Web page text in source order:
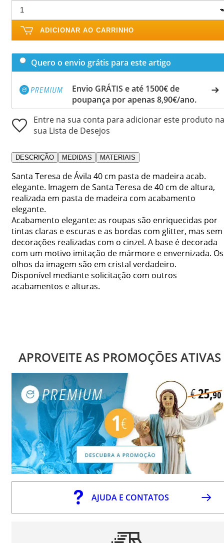
ADICIONAR AO CARRINHO
Quero o envio grátis para este artigo
Envio GRÁTIS e até 1500€ de
poupança por apenas 8,90€/ano.
Entre na sua conta para adicionar este produto na
sua Lista de Desejos
DESCRIÇÃO MEDIDAS MATERIAIS
Santa Teresa de Ávila 40 cm pasta de madeira acab.
elegante. Imagem de Santa Teresa de 40 cm de altura,
realizada em pasta de madeira com acabamento
elegante.
Acabamento elegante: as roupas são enriquecidas por
tintas claras e escuras e as bordas com glitter, mas sem
decorações realizadas com o cinzel. A base é decorada
com um motivo imitação de mármore e envernizada. Os
olhos da imagem são em cristal verdadeiro.
Disponível mediante solicitação com outros
acabamentos e alturas.
APROVEITE AS PROMOÇÕES ATIVAS
AJUDA E CONTATOS